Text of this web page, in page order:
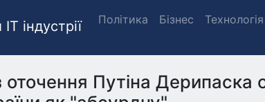
індустрії Політика Бізнес Технологія
оточення Путіна Дерипаска